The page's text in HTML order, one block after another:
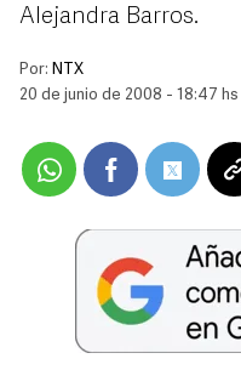
Alejandra Barros.
Por: NTX
20 de junio de 2008 - 18:47 hs